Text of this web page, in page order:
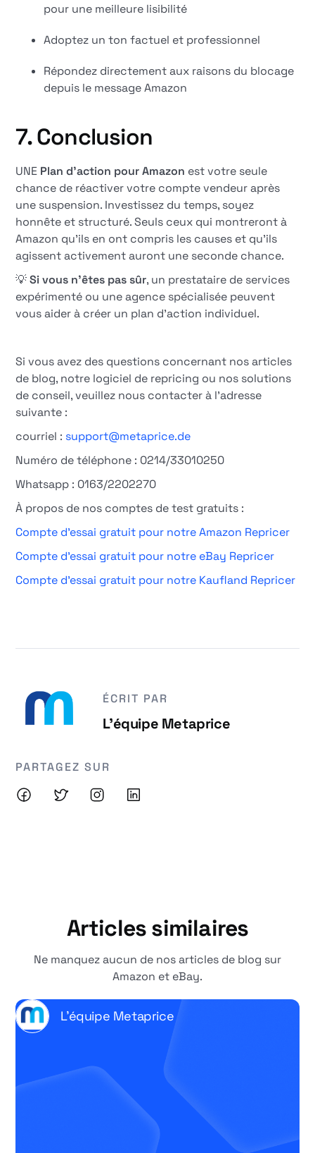
pour une meilleure lisibilité
Adoptez un ton factuel et professionnel
Répondez directement aux raisons du blocage
depuis le message Amazon
7. Conclusion
UNE Plan d'action pour Amazon est votre seule
chance de réactiver votre compte vendeur après
une suspension. Investissez du temps, soyez
honnête et structuré. Seuls ceux qui montreront à
Amazon qu'ils en ont compris les causes et qu'ils
agissent activement auront une seconde chance.
💡Si vous n'êtes pas sûr, un prestataire de services
expérimenté ou une agence spécialisée peuvent
vous aider à créer un plan d'action individuel.
Si vous avez des questions concernant nos articles
de blog, notre logiciel de repricing ou nos solutions
de conseil, veuillez nous contacter à l'adresse
suivante :
courriel : support@metaprice.de
Numéro de téléphone : 0214/33010250
Whatsapp : 0163/2202270
À propos de nos comptes de test gratuits :
Compte d'essai gratuit pour notre Amazon Repricer
Compte d'essai gratuit pour notre eBay Repricer
Compte d'essai gratuit pour notre Kaufland Repricer
ÉCRIT PAR
L'équipe Metaprice
PARTAGEZ SUR
Articles similaires
Ne manquez aucun de nos articles de blog sur
Amazon et eBay.
L'équipe Metaprice